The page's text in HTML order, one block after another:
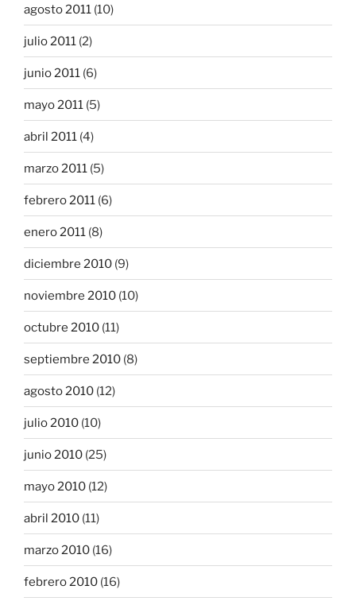
agosto 2011 (10)
julio 2011 (2)
junio 2011 (6)
mayo 2011 (5)
abril 2011 (4)
marzo 2011 (5)
febrero 2011 (6)
enero 2011 (8)
diciembre 2010 (9)
noviembre 2010 (10)
octubre 2010 (11)
septiembre 2010 (8)
agosto 2010 (12)
julio 2010 (10)
junio 2010 (25)
mayo 2010 (12)
abril 2010 (11)
marzo 2010 (16)
febrero 2010 (16)